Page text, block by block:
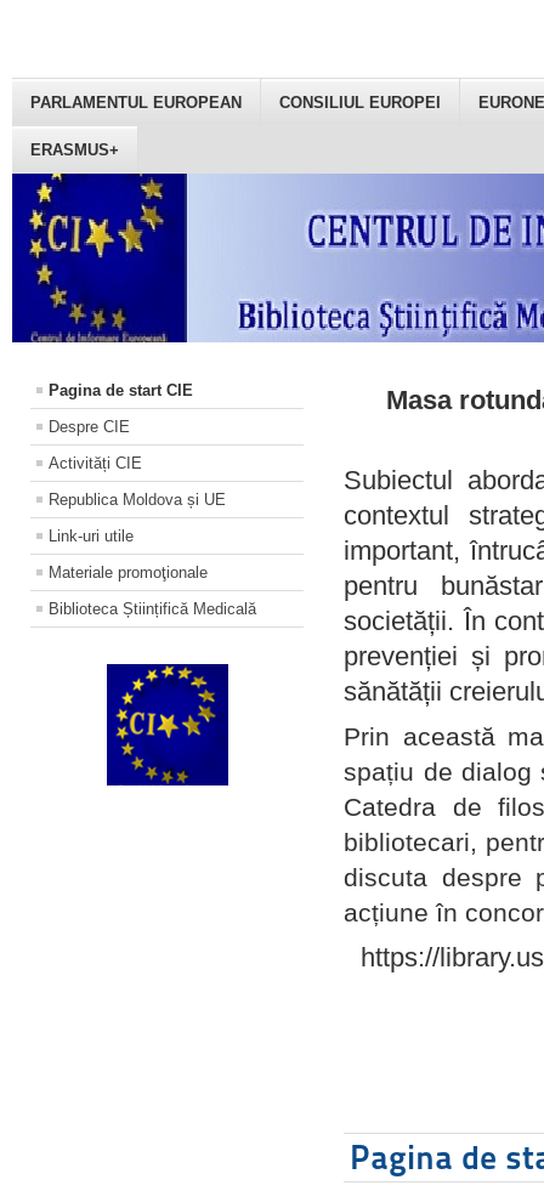
PARLAMENTUL EUROPEAN CONSILIUL EUROPEI
ERASMUS+
Pagina de start CIE
Despre CIE
Activități CIE
Republica Moldova și UE
Link-uri utile
Materiale promoţionale
Biblioteca Științifică Medicală
Masa
Subiectul
contextul
important,
pentru
societății. În
prevenției și
sănătății
Prin această
spațiu de dialog
Catedra de
bibliotecari,
discuta despre
acțiune în
https://
Pagina de